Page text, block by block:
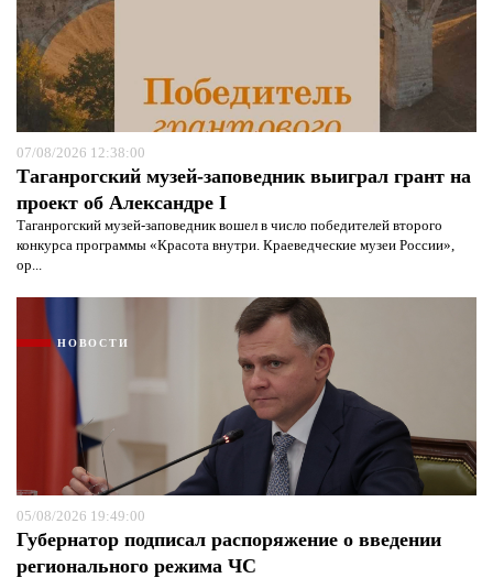
07/08/2026 12:38:00
Таганрогский музей-заповедник выиграл грант на
проект об Александре I
Таганрогский музей-заповедник вошел в число победителей второго
конкурса программы «Красота внутри. Краеведческие музеи России»,
ор...
НОВОСТИ
05/08/2026 19:49:00
Губернатор подписал распоряжение о введении
регионального режима ЧС